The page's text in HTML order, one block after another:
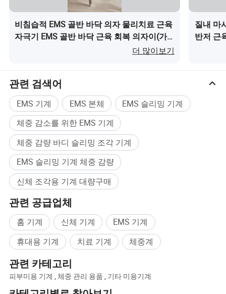
수 있습니다. 지방산은 중성지방으로 분해되어 분해되고
분해되는데, 중성지방은 우연𝕜 세포에서 많은 수로 축적
됩니다. 신체의 정상 대진대사가 배설됩니다.
수 있고 동시에 지방을 감소시키는 효과를 얻을 수 있습니
비침습적 EMS 골반 바닥 의자 물리치료 근육
자극기 EMS 골반 바닥 근육 회복 의자이(가)
더 많이보기
질내 마
반저 근
관련 검색어
EMS 기계 EMS 본체
EMS 슬리밍 기계
체중 감소를 위한 EMS 기계
체중 감량 바디 슬리밍 조각 기계
EMS 슬리밍 기계 체중 감량
신체 조각용 기계 대량구매
관련 공급업체
홈 기계 신체 기계
EMS 기계
휴대용 기계
치료 기계 체중계
관련 카테고리
피부미용 기계 ,체중 관리 용품 , 기타 미용기계